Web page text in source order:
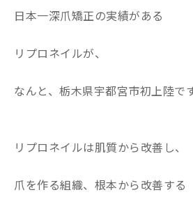
日本一深爪矯正の実績がある
リプロネイルが、
なんと、栃木県宇都宮市初上陸で
リプロネイルは肌質から改善し、
爪を作る組織、根本から改善する